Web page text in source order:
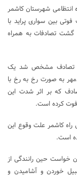
انتظامی شهرستان کاشمر
بین سواری پراید با
اعلام که بلافاصله گشت تصادفات به همراه
تصادف مشخص شد یک
کاشمر به شادمهر به صورت رخ به رخ با
که بر اثر شدت این
فوت کرده است.
راه کاشمر علت وقوع این
است.
خواست حین رانندگی از
خوردن و آشامیدن و